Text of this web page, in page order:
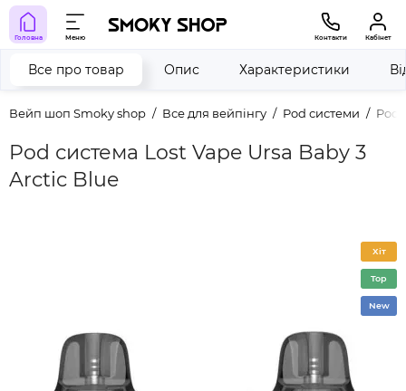
Головна Меню Контакти Кабінет
Вейп шоп Smoky shop Все для вейпінгу Pod системи Pod
Pod система Lost Vape Ursa Baby 3
Arctic Blue
Все про товар Опис Характеристики
Хіт
Top
New